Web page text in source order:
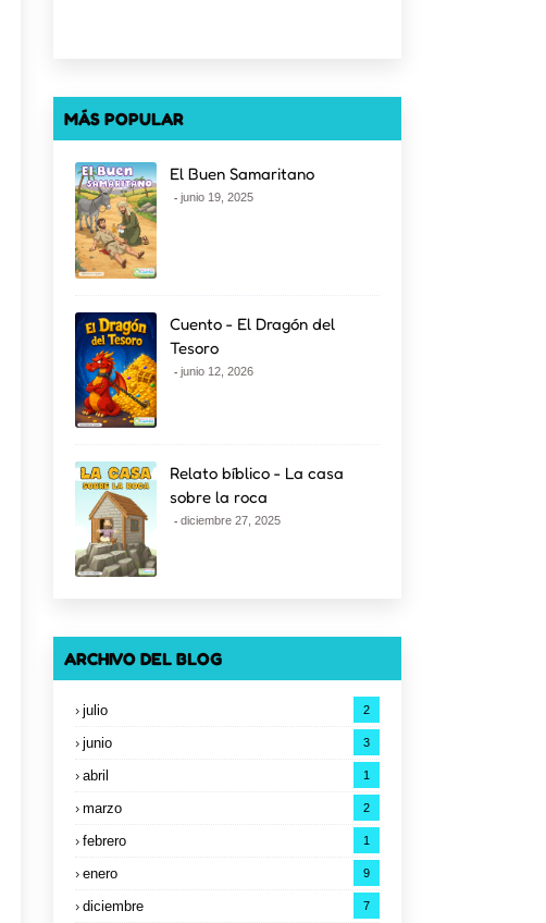
MÁS POPULAR
El Buen Samaritano
junio 19, 2025
Cuento - El Dragón del
Tesoro
junio 12, 2026
Relato bíblico - La casa
sobre la roca
diciembre 27, 2025
ARCHIVO DEL BLOG
julio 2
junio 3
abril 1
marzo 2
febrero 1
enero 9
diciembre 7